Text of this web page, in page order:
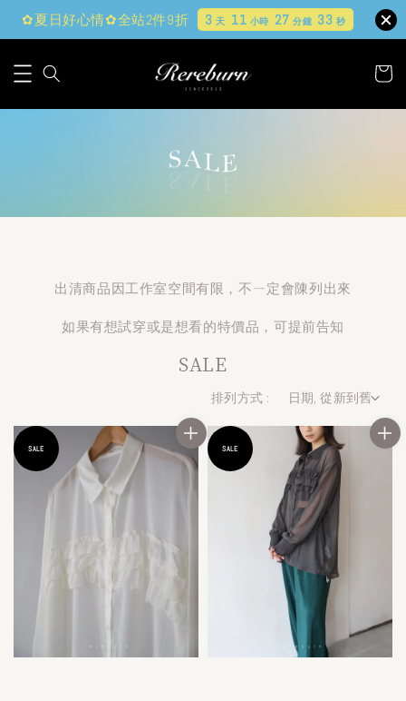
✿夏日好心情✿全站2件9折 3天 11 小時 27 分鐘 31 秒
出清商品因工作室空間有限，不ㄧ定會陳列出來
如果有想試穿或是想看的特價品，可提前告知
SALE
排列方式 :
SALE SALE